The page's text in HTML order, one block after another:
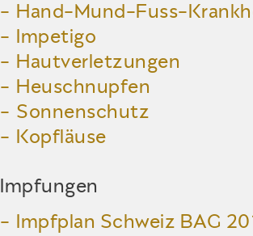
Hand-Mund-Fuss-
Impetigo
Hautverletzungen
Heuschnupfen
Sonnenschutz
Kopfläuse
Impfungen
Impfplan Schweiz BAG